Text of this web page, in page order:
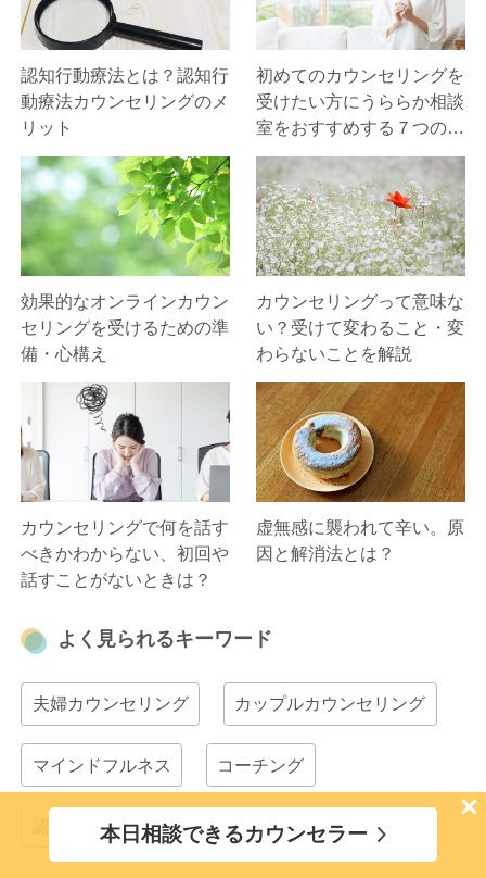
認知行動療法とは？認知行
動療法カウンセリングのメ
リット
初めてのカウンセリングを
受けたい方にうららか相談
室をおすすめする７つの理
由
効果的なオンラインカウン
セリングを受けるための準
備・心構え
カウンセリングって意味な
い？受けて変わること・変
わらないことを解説
カウンセリングで何を話す
べきかわからない、初回や
話すことがないときは？
虚無感に襲われて辛い。原
因と解消法とは？
よく見られるキーワード
夫婦カウンセリング カップルカウンセリング
マインドフルネス コーチング
認知行動療法本日相談できるカウンセラー
×